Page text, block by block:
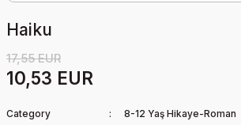
Haiku
17,55 EUR
10,53 EUR
Category
8-12 Yaş Hikaye-Roman